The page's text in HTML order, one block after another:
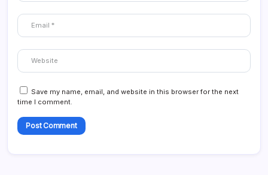
Save my name, email, and website in this browser for the next
time I comment.